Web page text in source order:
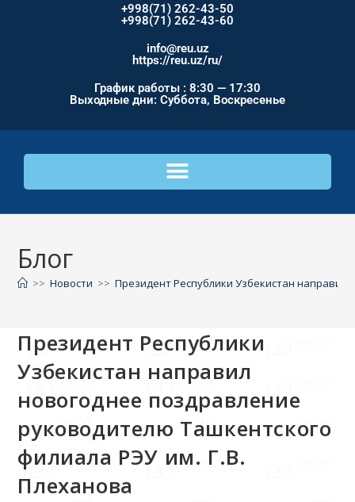
+998(71) 262-43-50
+998(71) 262-43-60
info@reu.uz
https://reu.uz/ru/
График работы : 8:30 — 17:30
Выходные дни: Суббота, Воскресенье
Блог
>> Новости >> Президент Республики Узбекистан
Президент Республики
Узбекистан направил
новогоднее поздравление
руководителю Ташкентского
филиала РЭУ им. Г.В.
Плеханова